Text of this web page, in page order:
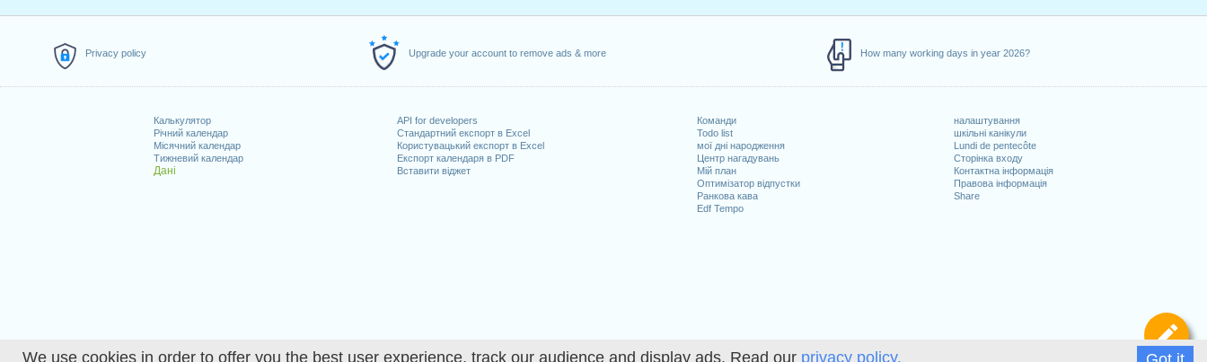
We use cookies in order to offer you the best user experience, track our audience and display ads. Read our privacy policy.
Privacy policy Upgrade your account to remove ads & more How many working days in year 2026?
Калькулятор
Річний календар
Місячний календар
Тижневий календар
Дані
API for developers
Стандартний експорт в Excel
Користувацький експорт в Excel
Експорт календаря в PDF
Вставити віджет
Команди
Todo list
мої дні народження
Центр нагадувань
Мій план
Оптимізатор відпустки
Ранкова кава
Edf Tempo
налаштування
шкільні канікули
Lundi de pentecôte
Сторінка входу
Контактна інформація
Правова інформація
Share